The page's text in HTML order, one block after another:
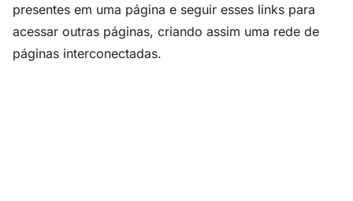
presentes em uma página e seguir esses links para
acessar outras páginas, criando assim uma rede de
páginas interconectadas.